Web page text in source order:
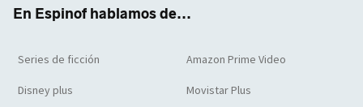
En Espinof hablamos de...
Series de ficción Amazon Prime Video
Disney plus Movistar Plus